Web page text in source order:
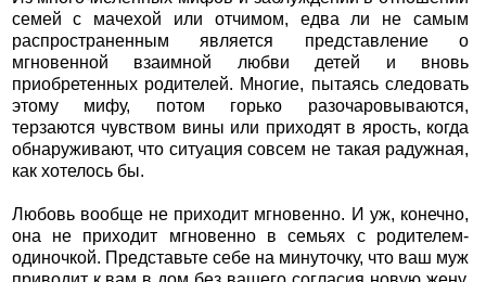
семей с мачехой или отчимом, едва ли не самым
распространенным является представление о
мгновенной взаимной любви детей и вновь
приобретенных родителей. Многие, пытаясь следовать
этому мифу, потом горько разочаровываются,
терзаются чувством вины или приходят в ярость, когда
обнаруживают, что ситуация совсем не такая радужная,
как хотелось бы.
Любовь вообще не приходит мгновенно. И уж, конечно,
она не приходит мгновенно в семьях с родителем-
одиночкой. Представьте себе на минуточку, что ваш муж